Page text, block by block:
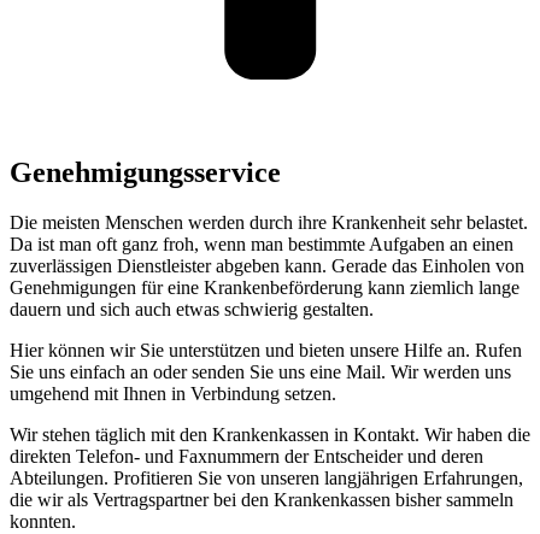
Genehmigungsservice
Die meisten Menschen werden durch ihre Krankenheit sehr belastet.
Da ist man oft ganz froh, wenn man bestimmte Aufgaben an einen
zuverlässigen Dienstleister abgeben kann. Gerade das Einholen von
Genehmigungen für eine Krankenbeförderung kann ziemlich lange
dauern und sich auch etwas schwierig gestalten.
Hier können wir Sie unterstützen und bieten unsere Hilfe an. Rufen
Sie uns einfach an oder senden Sie uns eine Mail. Wir werden uns
umgehend mit Ihnen in Verbindung setzen.
Wir stehen täglich mit den Krankenkassen in Kontakt. Wir haben die
direkten Telefon- und Faxnummern der Entscheider und deren
Abteilungen. Profitieren Sie von unseren langjährigen Erfahrungen,
die wir als Vertragspartner bei den Krankenkassen bisher sammeln
konnten.